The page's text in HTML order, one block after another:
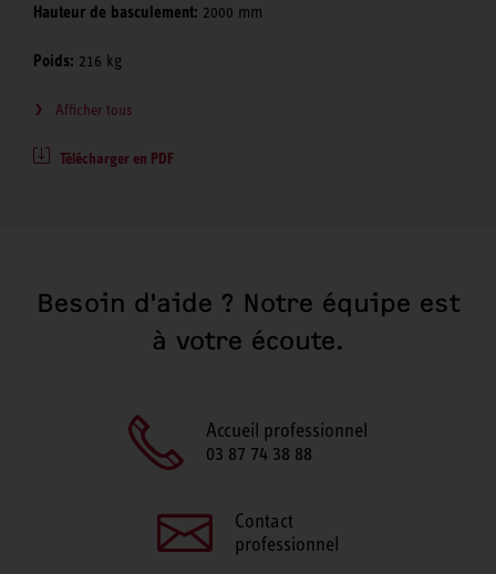
Hauteur de basculement: 2000 mm
Poids: 216 kg
Afficher tous
Télécharger en PDF
Besoin d'aide ? Notre équipe est
à votre écoute.
Accueil professionnel
03 87 74 38 88
Contact
professionnel